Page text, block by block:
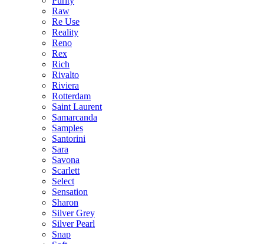
Raw
Re Use
Reality
Reno
Rex
Rich
Rivalto
Riviera
Rotterdam
Saint Laurent
Samarcanda
Samples
Santorini
Sara
Savona
Scarlett
Select
Sensation
Sharon
Silver Grey
Silver Pearl
Snap